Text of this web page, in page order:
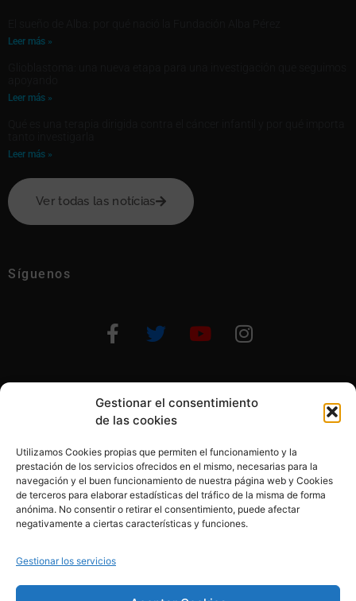
Gestionar el consentimiento
de las cookies
Utilizamos Cookies propias que permiten el funcionamiento y la
prestación de los servicios ofrecidos en el mismo, necesarias para la
navegación y el buen funcionamiento de nuestra página web y Cookies
de terceros para elaborar estadísticas del tráfico de la misma de forma
anónima. No consentir o retirar el consentimiento, puede afectar
negativamente a ciertas características y funciones.
Gestionar los servicios
Leer más »
Leer más »
Leer más »
Ver todas las notícias
Síguenos
Otras formas de ayudar
© 2020, Fundación Alba Pérez. All Rights Reserved